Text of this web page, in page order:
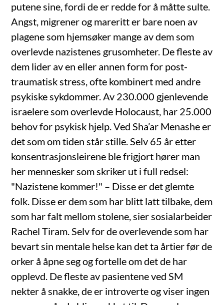
putene sine, fordi de er redde for å måtte sulte.
Angst, migrener og mareritt er bare noen av
plagene som hjemsøker mange av dem som
overlevde nazistenes grusomheter. De fleste av
dem lider av en eller annen form for post-
traumatisk stress, ofte kombinert med andre
psykiske sykdommer. Av 230.000 gjenlevende
israelere som overlevde Holocaust, har 25.000
behov for psykisk hjelp. Ved Sha’ar Menashe er
det som om tiden står stille. Selv 65 år etter
konsentrasjonsleirene ble frigjort hører man
her mennesker som skriker ut i full redsel:
"Nazistene kommer!" – Disse er det glemte
folk. Disse er dem som har blitt latt tilbake, dem
som har falt mellom stolene, sier sosialarbeider
Rachel Tiram. Selv for de overlevende som har
bevart sin mentale helse kan det ta årtier før de
orker å åpne seg og fortelle om det de har
opplevd. De fleste av pasientene ved SM
nekter å snakke, de er introverte og viser ingen